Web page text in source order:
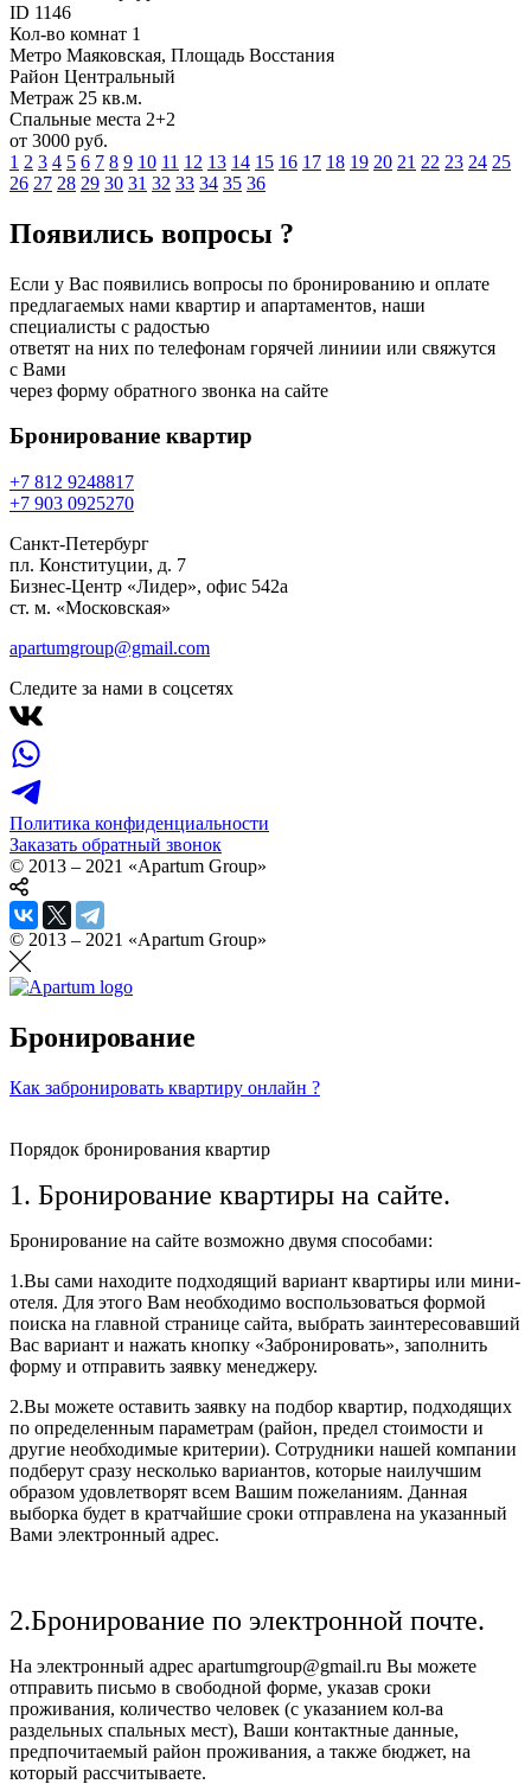
ID 1146
Кол-во комнат 1
Метро Маяковская, Площадь Восстания
Район Центральный
Метраж 25 кв.м.
Спальные места 2+2
от 3000 руб.
1 2 3 4 5 6 7 8 9 10 11 12 13 14 15 16 17 18 19 20 21 22 23 24 25
26 27 28 29 30 31 32 33 34 35 36
Появились вопросы ?
Если у Вас появились вопросы по бронированию и оплате
предлагаемых нами квартир и апартаментов, наши
специалисты с радостью
ответят на них по телефонам горячей линиии или свяжутся
с Вами
через форму обратного звонка на сайте
Бронирование квартир
+7 812 9248817
+7 903 0925270
Санкт-Петербург
пл. Конституции, д. 7
Бизнес-Центр «Лидер», офис 542a
ст. м. «Московская»
apartumgroup@gmail.com
Следите за нами в соцсетях
Политика конфиденциальности
Заказать обратный звонок
© 2013 – 2021 «Apartum Group»
© 2013 – 2021 «Apartum Group»
Бронирование
Как забронировать квартиру онлайн ?
Порядок бронирования квартир
1. Бронирование квартиры на сайте.
Бронирование на сайте возможно двумя способами:
1.Вы сами находите подходящий вариант квартиры или мини-
отеля. Для этого Вам необходимо воспользоваться формой
поиска на главной странице сайта, выбрать заинтересовавший
Вас вариант и нажать кнопку «Забронировать», заполнить
форму и отправить заявку менеджеру.
2.Вы можете оставить заявку на подбор квартир, подходящих
по определенным параметрам (район, предел стоимости и
другие необходимые критерии). Сотрудники нашей компании
подберут сразу несколько вариантов, которые наилучшим
образом удовлетворят всем Вашим пожеланиям. Данная
выборка будет в кратчайшие сроки отправлена на указанный
Вами электронный адрес.
2.Бронирование по электронной почте.
На электронный адрес apartumgroup@gmail.ru Вы можете
отправить письмо в свободной форме, указав сроки
проживания, количество человек (с указанием кол-ва
раздельных спальных мест), Ваши контактные данные,
предпочитаемый район проживания, а также бюджет, на
который рассчитываете.